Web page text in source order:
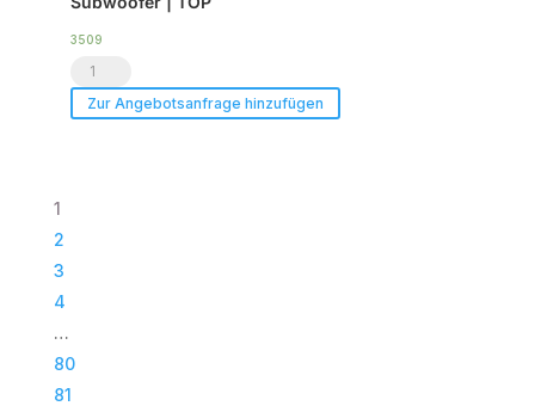
3509
Voice
Acoustic
Zur Angebotsanfrage hinzufügen
1
2
3
4
…
80
81